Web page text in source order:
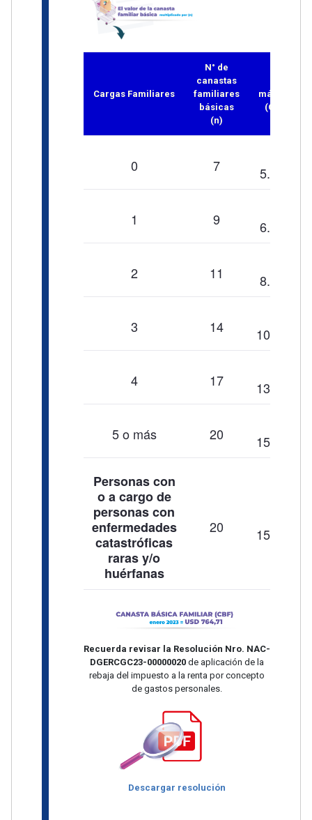
Cargas Familiares
N° de
canastas
familiares
básicas
(n)
máximo GP
(CFB x n)
0 7
5.352,97
1 9
6.882,39
2 11
8.411,81
3 14
10.705,94
4 17
13.000,07
5 o más 20
15.294,20
Personas con
o a cargo de
personas con
enfermedades
catastróficas
raras y/o
huérfanas
20
15.294,20
Recuerda revisar la Resolución Nro. NAC-
DGERCGC23-00000020 de aplicación de la
rebaja del impuesto a la renta por concepto
de gastos personales.
Descargar resolución